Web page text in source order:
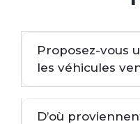
Proposez-vous
les véhicules
D’où